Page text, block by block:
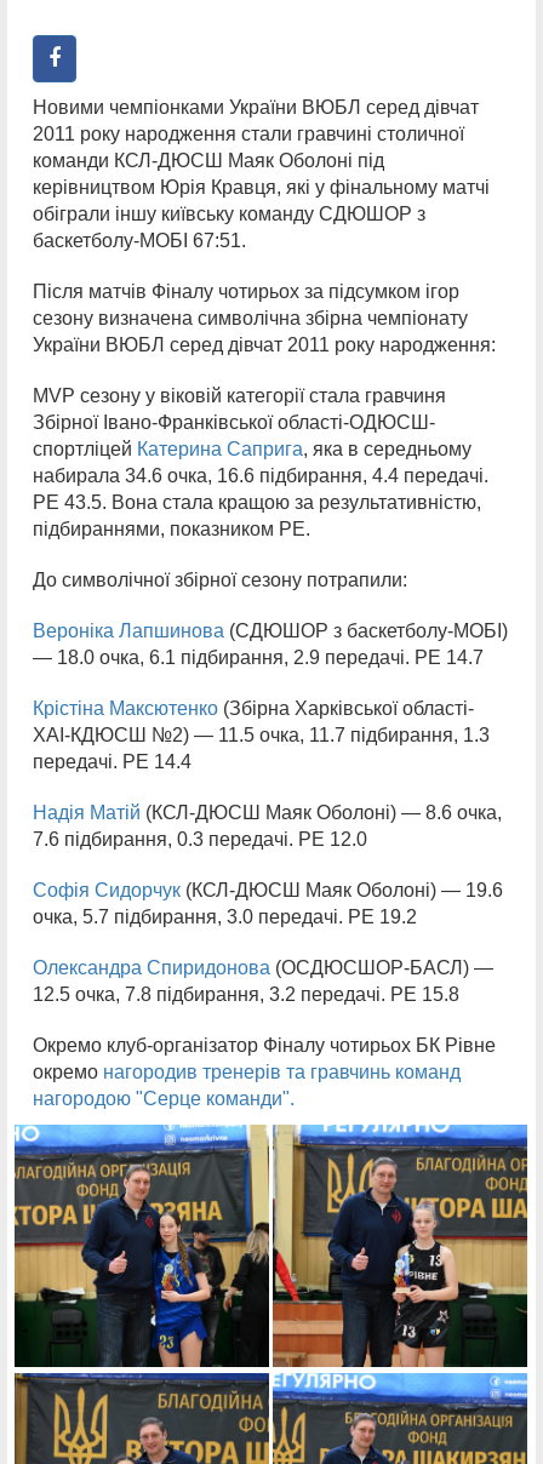
Новими чемпіонками України ВЮБЛ серед дівчат
2011 року народження стали гравчині столичної
команди КСЛ-ДЮСШ Маяк Оболоні під
керівництвом Юрія Кравця, які у фінальному матчі
обіграли іншу київську команду СДЮШОР з
баскетболу-МОБІ 67:51.
Після матчів Фіналу чотирьох за підсумком ігор
сезону визначена символічна збірна чемпіонату
України ВЮБЛ серед дівчат 2011 року народження:
MVP сезону у віковій категорії стала гравчиня
Збірної Івано-Франківської області-ОДЮСШ-
спортліцей Катерина Саприга, яка в середньому
набирала 34.6 очка, 16.6 підбирання, 4.4 передачі.
РЕ 43.5. Вона стала кращою за результативністю,
підбираннями, показником РЕ.
До символічної збірної сезону потрапили:
Вероніка Лапшинова (СДЮШОР з баскетболу-МОБІ)
— 18.0 очка, 6.1 підбирання, 2.9 передачі. РЕ 14.7
Крістіна Максютенко (Збірна Харківської області-
ХАІ-КДЮСШ №2) — 11.5 очка, 11.7 підбирання, 1.3
передачі. РЕ 14.4
Надія Матій (КСЛ-ДЮСШ Маяк Оболоні) — 8.6 очка,
7.6 підбирання, 0.3 передачі. РЕ 12.0
Софія Сидорчук (КСЛ-ДЮСШ Маяк Оболоні) — 19.6
очка, 5.7 підбирання, 3.0 передачі. РЕ 19.2
Олександра Спиридонова (ОСДЮСШОР-БАСЛ) —
12.5 очка, 7.8 підбирання, 3.2 передачі. РЕ 15.8
Окремо клуб-організатор Фіналу чотирьох БК Рівне
окремо нагородив тренерів та гравчинь команд
нагородою "Серце команди".